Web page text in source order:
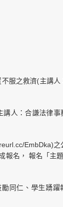
服之救濟(主講人
講人：合謙法律事
EmbDka)之
報名， 報名「主
同仁、學生踴躍